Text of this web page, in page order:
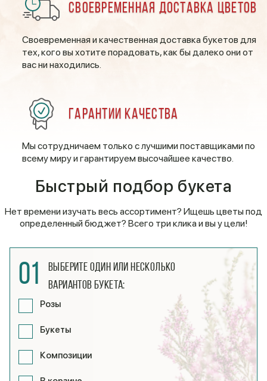
Своевременная доставка цветов
Своевременная и качественная доставка букетов для
тех, кого вы хотите порадовать, как бы далеко они от
вас ни находились.
Гарантии качества
Мы сотрудничаем только с лучшими поставщиками по
всему миру и гарантируем высочайшее качество.
Быстрый подбор букета
Нет времени изучать весь ассортимент? Ищешь цветы под
определенный бюджет? Всего три клика и вы у цели!
01
Выберите один или несколько
вариантов букета:
Розы
Букеты
Композиции